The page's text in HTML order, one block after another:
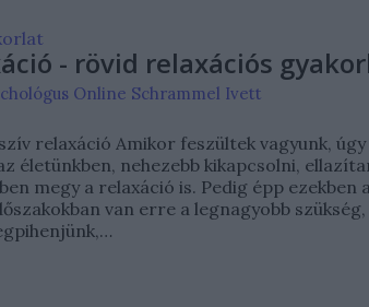
- rövid relaxációs
Online Schrammel Ivett
relaxáció Amikor feszültek vagyunk,
életünkben, nehezebb kikapcsolni,
megy a relaxáció is. Pedig épp ezekben
van erre a legnagyobb